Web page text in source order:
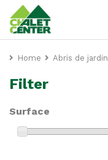
Home Abris de jardin
Filter
Surface